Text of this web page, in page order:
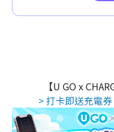
【U GO x
> 打卡即送充電